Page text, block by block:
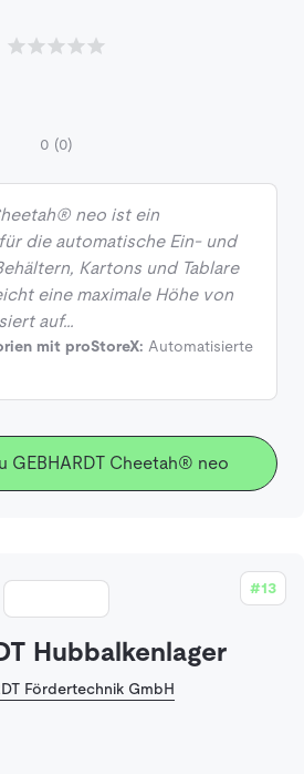
0 (0)
neo ist ein
die automatische Ein- und
Kartons und Tablare
eine maximale Höhe von
auf…
mit proStoreX: Automatisierte
GEBHARDT Cheetah® neo
#13
Hubbalkenlager
Fördertechnik GmbH